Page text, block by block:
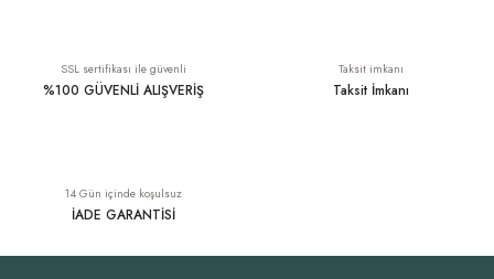
2.429,00 TL
Tükendi Tükendi
SSL sertifikası ile güvenli
%100 GÜVENLİ ALIŞVERİŞ
Taksit imkanı
Taksit İmkanı
14 Gün içinde koşulsuz
İADE GARANTİSİ